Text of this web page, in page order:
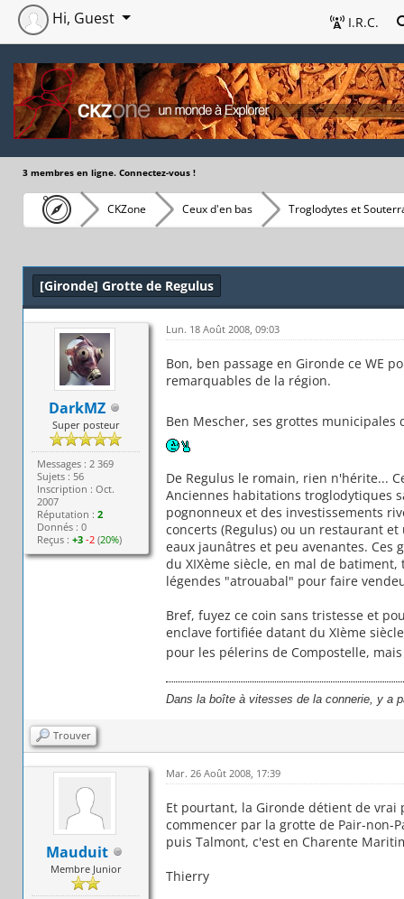
I.R.C.
Hi, Guest
3 membres en ligne. Connectez-vous !
CKZone Ceux d'en bas Troglodytes et
[Gironde] Grotte de Regulus
DarkMZ
Super posteur
Messages : 2 369
Sujets : 56
Inscription : Oct.
2007
Réputation :2
Donnés : 0
Reçus :+3 -2 (20%)
Lun. 18 Août 2008, 09:03
Bon, ben passage en Gironde ce WE
remarquables de la région.
Ben Mescher, ses grottes
De Regulus le romain, rien n'hérite...
Anciennes habitations troglodytiques
pognonneux et des investissements
concerts (Regulus) ou un restaurant
eaux jaunâtres et peu avenantes. Ces
du XIXème siècle, en mal de
légendes "atrouabal" pour faire
Bref, fuyez ce coin sans tristesse et
enclave fortifiée datant du XIème
pour les pélerins de Compostelle,
Dans la boîte à vitesses de la connerie, y a
Trouver
Mauduit
Membre Junior
Mar. 26 Août 2008, 17:39
Et pourtant, la Gironde détient de
commencer par la grotte de Pair-non-
puis Talmont, c'est en Charente
Thierry